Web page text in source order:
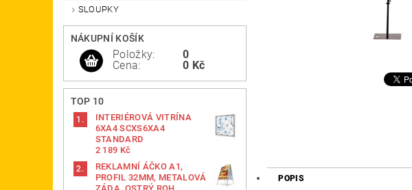
SLOUPKY
NÁKUPNÍ KOŠÍK
Položky:
Cena:
0
0 Kč
TOP 10
INTERIÉROVÁ VITRÍNA
6XA4 SCXS6XA4
STANDARD
2 189 Kč
REKLAMNÍ ÁČKO A1,
PROFIL 32MM, METALOVÁ
POPIS